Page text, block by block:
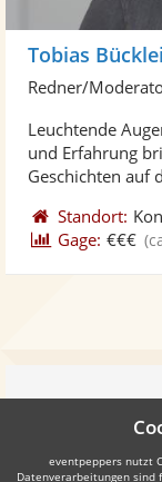
Tobias
Redner/
Leuchtende
und Erfahrung
Geschichten auf
Standort:
Gage: €€€
eventpeppers nutzt
Datenverarbeitungen sind